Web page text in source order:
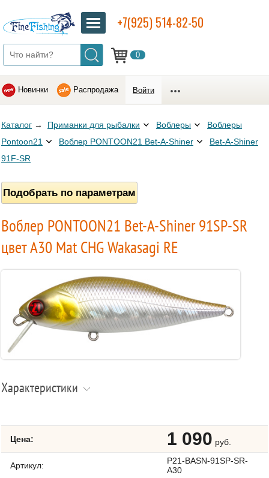
0
+7(925) 514-82-50
Новинки Распродажа Войти
Каталог → Приманки для рыбалки Воблеры
Воблеры
Pontoon21
Воблер PONTOON21 Bet-A-Shiner
Bet-A-Shiner
91F-SR
Подобрать по параметрам
Воблер PONTOON21 Bet-A-Shiner 91SP-SR
цвет A30 Mat CHG Wakasagi RE
Характеристики
Цена: 1 090 руб.
Артикул:
P21-BASN-91SP-SR-
A30